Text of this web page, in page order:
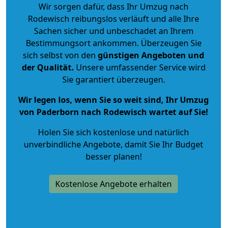
Wir sorgen dafür, dass Ihr Umzug nach
Rodewisch reibungslos verläuft und alle Ihre
Sachen sicher und unbeschadet an Ihrem
Bestimmungsort ankommen. Überzeugen Sie
sich selbst von den günstigen Angeboten und
der Qualität. Unsere umfassender Service wird
Sie garantiert überzeugen.
Wir legen los, wenn Sie so weit sind, Ihr Umzug
von Paderborn nach Rodewisch wartet auf Sie!
Holen Sie sich kostenlose und natürlich
unverbindliche Angebote, damit Sie Ihr Budget
besser planen!
Kostenlose Angebote erhalten